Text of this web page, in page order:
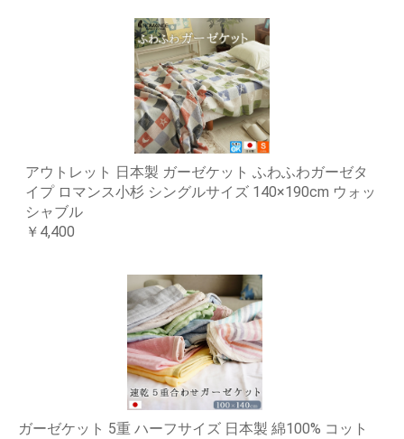
アウトレット 日本製 ガーゼケット ふわふわガーゼタ
イプ ロマンス小杉 シングルサイズ 140×190cm ウォッ
シャブル
￥4,400
ガーゼケット 5重 ハーフサイズ 日本製 綿100% コット